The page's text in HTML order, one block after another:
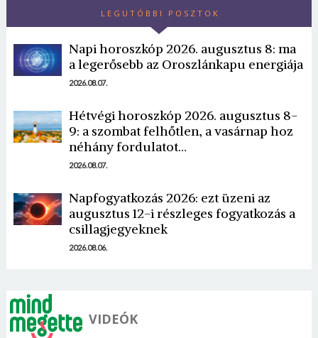
LEGUTÓBBI POSZTOK
Napi horoszkóp 2026. augusztus 8: ma
a legerősebb az Oroszlánkapu energiája
2026.08.07.
Hétvégi horoszkóp 2026. augusztus 8-
9: a szombat felhőtlen, a vasárnap hoz
néhány fordulatot…
2026.08.07.
Napfogyatkozás 2026: ezt üzeni az
augusztus 12-i részleges fogyatkozás a
csillagjegyeknek
2026.08.06.
VIDEÓK